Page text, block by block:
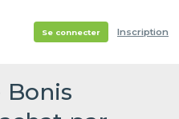
Se connecter Inscription
Bonis